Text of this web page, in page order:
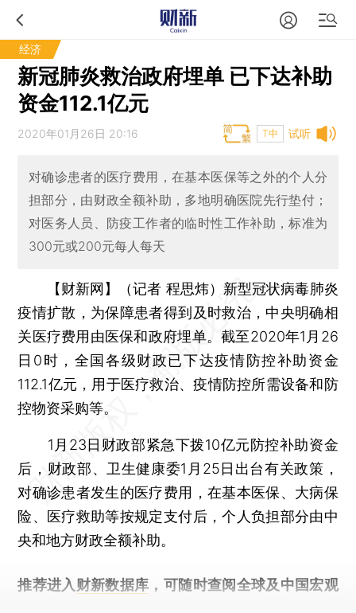
经济
新冠肺炎救治政府埋单 已下达补助
资金112.1亿元
试听
2020年01月26日 20:16 T中
对确诊患者的医疗费用，在基本医保等之外的个人分
担部分，由财政全额补助，多地明确医院先行垫付；
对医务人员、防疫工作者的临时性工作补助，标准为
300元或200元每人每天
【财新网】（记者 程思炜） 新型冠状病毒肺炎
疫情扩散，为保障患者得到及时救治，中央明确相
关医疗费用由医保和政府埋单。截至2020年1月26
日0时，全国各级财政已下达疫情防控补助资金
112.1亿元，用于医疗救治、疫情防控所需设备和防
控物资采购等。
1月23日财政部紧急下拨10亿元防控补助资金
后，财政部、卫生健康委1月25日出台有关政策，
对确诊患者发生的医疗费用，在基本医保、大病保
险、医疗救助等按规定支付后，个人负担部分由中
央和地方财政全额补助。
推荐进入 财新数据库 ，可随时查阅全球及中国宏观